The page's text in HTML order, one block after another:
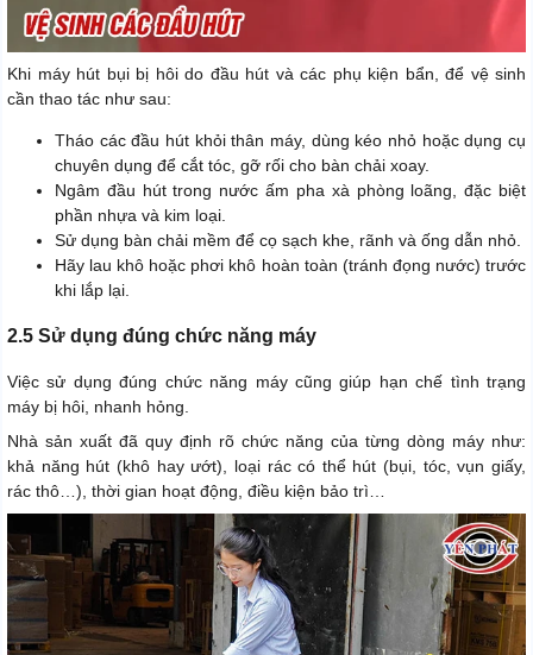
Khi máy hút bụi bị hôi do đầu hút và các phụ kiện bẩn, để vệ sinh
cần thao tác như sau:
Tháo các đầu hút khỏi thân máy, dùng kéo nhỏ hoặc dụng cụ
chuyên dụng để cắt tóc, gỡ rối cho bàn chải xoay.
Ngâm đầu hút trong nước ấm pha xà phòng loãng, đặc biệt
phần nhựa và kim loại.
Sử dụng bàn chải mềm để cọ sạch khe, rãnh và ống dẫn nhỏ.
Hãy lau khô hoặc phơi khô hoàn toàn (tránh đọng nước) trước
khi lắp lại.
2.5 Sử dụng đúng chức năng máy
Việc sử dụng đúng chức năng máy cũng giúp hạn chế tình trạng
máy bị hôi, nhanh hỏng.
Nhà sản xuất đã quy định rõ chức năng của từng dòng máy như:
khả năng hút (khô hay ướt), loại rác có thể hút (bụi, tóc, vụn giấy,
rác thô…), thời gian hoạt động, điều kiện bảo trì…